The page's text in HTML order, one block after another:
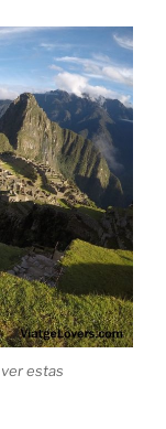
estas